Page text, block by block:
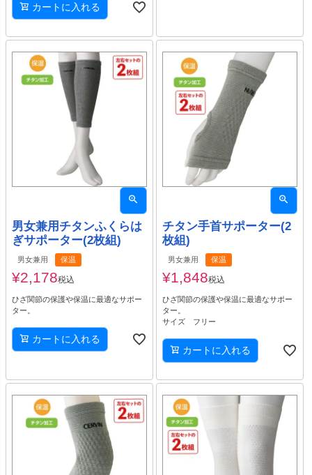
カートに入れる
男女兼用チタンふくらは
ぎサポーター(2枚組)
男女兼用 保温
¥2,178税込
ひざ関節の保護や保温に最適なサポー
ター。
カートに入れる
チタン手首サポーター(2
枚組)
男女兼用 保温
¥1,848税込
ひざ関節の保護や保温に最適なサポー
ター。
サイズ フリー
カートに入れる